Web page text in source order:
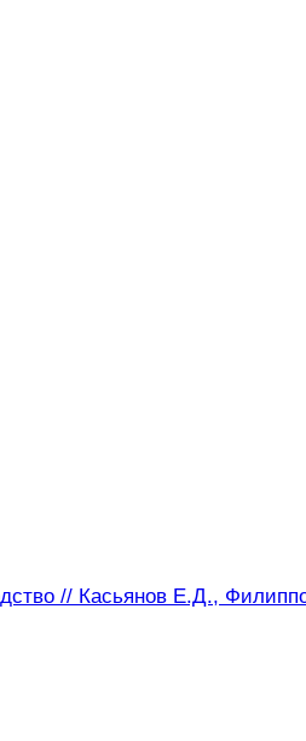
// Касьянов Е.Д.,